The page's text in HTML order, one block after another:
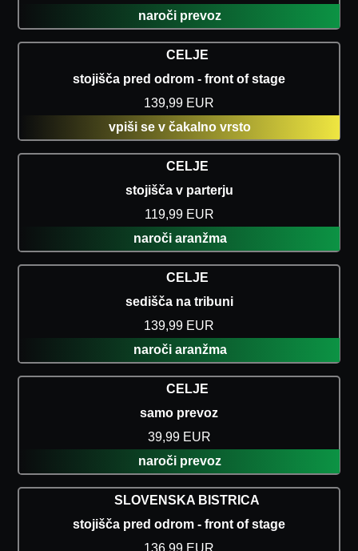
naroči prevoz
CELJE
stojišča pred odrom - front of stage
139,99 EUR
vpiši se v čakalno vrsto
CELJE
stojišča v parterju
119,99 EUR
naroči aranžma
CELJE
sedišča na tribuni
139,99 EUR
naroči aranžma
CELJE
samo prevoz
39,99 EUR
naroči prevoz
SLOVENSKA BISTRICA
stojišča pred odrom - front of stage